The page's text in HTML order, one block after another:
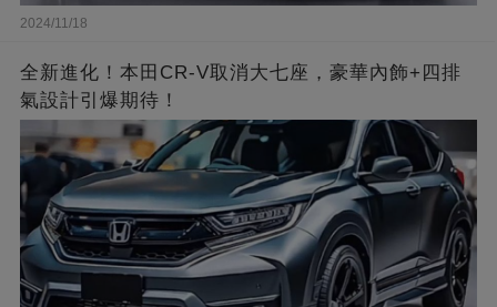
2024/11/18
全新進化！本田CR-V取消大七座，豪華內飾+四排
氣設計引爆期待！